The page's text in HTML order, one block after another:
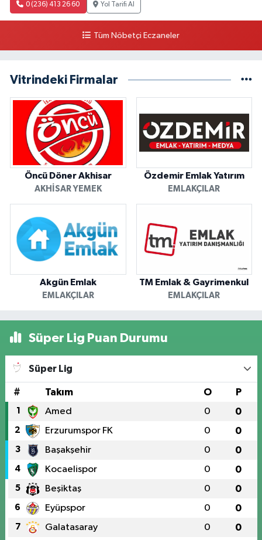
0 (236) 413 26 60 Yol Tarifi Al
Tüm Nöbetçi Eczaneler
Vitrindeki Firmalar
Öncü Döner Akhisar
AKHISAR YEMEK
Özdemir Emlak Yatırım
EMLAKÇILAR
Akgün Emlak
EMLAKÇILAR
TM Emlak & Gayrimenkul
EMLAKÇILAR
Süper Lig Puan Durumu
Süper Lig
# Takım O P
1 Amed 0 0
2 Erzurumspor FK 0 0
3 Başakşehir 0 0
4 Kocaelispor 0 0
5 Beşiktaş 0 0
6 Eyüpspor 0 0
7 Galatasaray 0 0